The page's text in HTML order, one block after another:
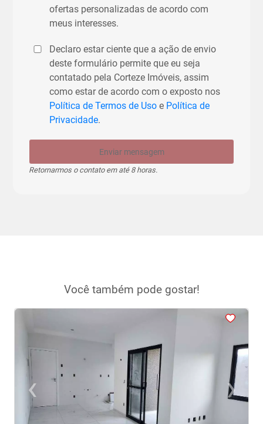
ofertas personalizadas de acordo com
meus interesses.
Declaro estar ciente que a ação de envio
deste formulário permite que eu seja
contatado pela Corteze Imóveis, assim
como estar de acordo com o exposto nos
Política de Termos de Uso e Política de
Privacidade.
Enviar mensagem
Retornarmos o contato em até 8 horas.
Você também pode gostar!
‹Previous ›
Next